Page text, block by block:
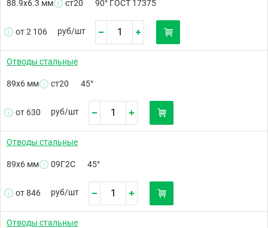
88.9х6.3 мм ст20 90° ГОСТ 17375
от 2 106 руб/шт
Отводы стальные
89х6 мм ст20 45°
от 630 руб/шт
Отводы стальные
89х6 мм 09Г2С 45°
от 846 руб/шт
Отводы стальные